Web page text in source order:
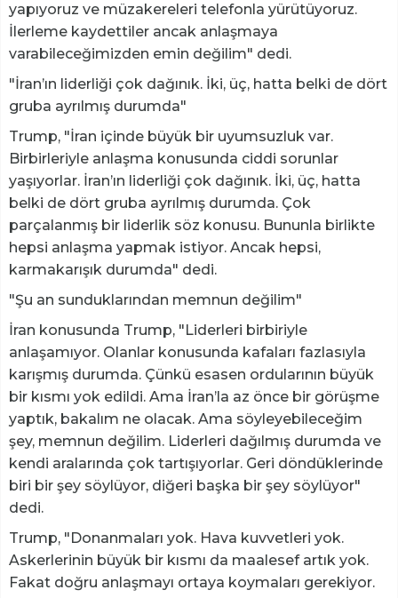
yapıyoruz ve müzakereleri telefonla yürütüyoruz.
İlerleme kaydettiler ancak anlaşmaya
varabileceğimizden emin değilim" dedi.
"İran’ın liderliği çok dağınık. İki, üç, hatta belki de dört
gruba ayrılmış durumda"
Trump, "İran içinde büyük bir uyumsuzluk var.
Birbirleriyle anlaşma konusunda ciddi sorunlar
yaşıyorlar. İran’ın liderliği çok dağınık. İki, üç, hatta
belki de dört gruba ayrılmış durumda. Çok
parçalanmış bir liderlik söz konusu. Bununla birlikte
hepsi anlaşma yapmak istiyor. Ancak hepsi,
karmakarışık durumda" dedi.
"Şu an sunduklarından memnun değilim"
İran konusunda Trump, "Liderleri birbiriyle
anlaşamıyor. Olanlar konusunda kafaları fazlasıyla
karışmış durumda. Çünkü esasen ordularının büyük
bir kısmı yok edildi. Ama İran’la az önce bir görüşme
yaptık, bakalım ne olacak. Ama söyleyebileceğim
şey, memnun değilim. Liderleri dağılmış durumda ve
kendi aralarında çok tartışıyorlar. Geri döndüklerinde
biri bir şey söylüyor, diğeri başka bir şey söylüyor"
dedi.
Trump, "Donanmaları yok. Hava kuvvetleri yok.
Askerlerinin büyük bir kısmı da maalesef artık yok.
Fakat doğru anlaşmayı ortaya koymaları gerekiyor.